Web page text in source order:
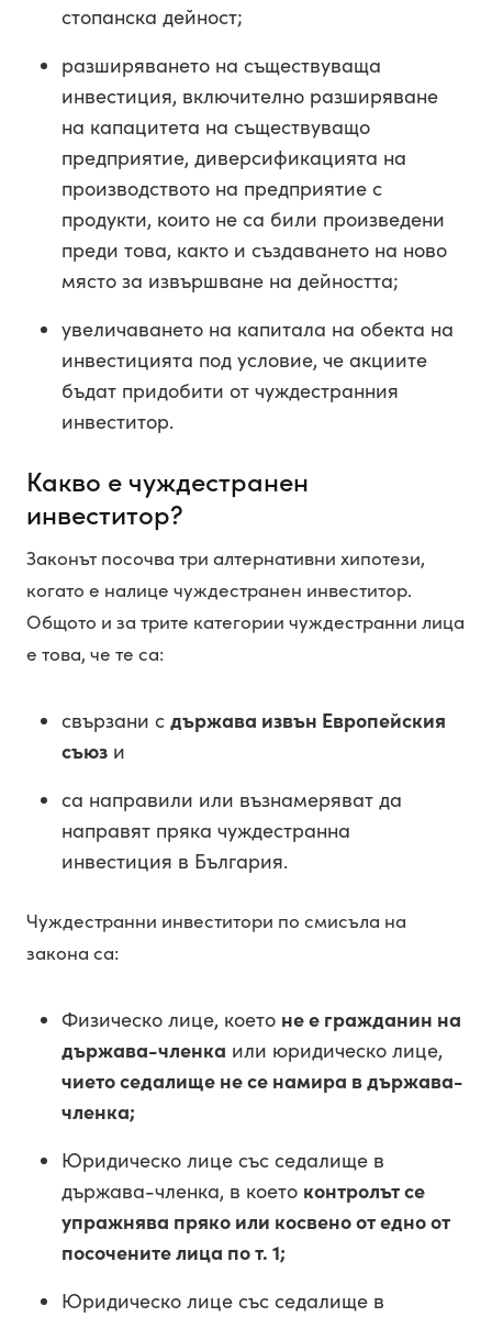
стопанска дейност;
разширяването на съществуваща
инвестиция, включително разширяване
на капацитета на съществуващо
предприятие, диверсификацията на
производството на предприятие с
продукти, които не са били произведени
преди това, както и създаването на ново
място за извършване на дейността;
увеличаването на капитала на обекта на
инвестицията под условие, че акциите
бъдат придобити от чуждестранния
инвеститор.
Какво е чуждестранен
инвеститор?
Законът посочва три алтернативни хипотези,
когато е налице чуждестранен инвеститор.
Общото и за трите категории чуждестранни лица
е това, че те са:
свързани с държава извън Европейския
съюз и
са направили или възнамеряват да
направят пряка чуждестранна
инвестиция в България.
Чуждестранни инвеститори по смисъла на
закона са:
Физическо лице, което не е гражданин на
държава-членка или юридическо лице,
чието седалище не се намира в държава-
членка;
Юридическо лице със седалище в
държава-членка, в което контролът се
упражнява пряко или косвено от едно от
посочените лица по т. 1;
Юридическо лице със седалище в